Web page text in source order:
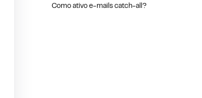
Como ativo e-mails catch-all?